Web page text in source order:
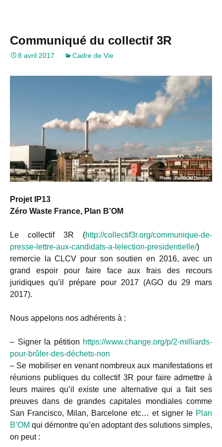
Communiqué du collectif 3R
8 avril 2017 Cadre de Vie
Projet IP13
Zéro Waste France, Plan B’OM
Le collectif 3R (http://collectif3r.org/communique-de-
presse-lettre-aux-candidats-a-lelection-presidentielle/)
remercie la CLCV pour son soutien en 2016, avec un
grand espoir pour faire face aux frais des recours
juridiques qu’il prépare pour 2017 (AGO du 29 mars
2017).
Nous appelons nos adhérents à :
– Signer la pétition https://www.change.org/p/2-milliards-
pour-brûler-des-déchets-non
– Se mobiliser en venant nombreux aux manifestations et
réunions publiques du collectif 3R pour faire admettre à
leurs maires qu’il existe une alternative qui a fait ses
preuves dans de grandes capitales mondiales comme
San Francisco, Milan, Barcelone etc… et signer le Plan
B’OM qui démontre qu’en adoptant des solutions simples,
on peut :